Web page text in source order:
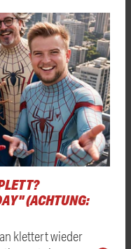
(ACHTUNG:
klettert wieder